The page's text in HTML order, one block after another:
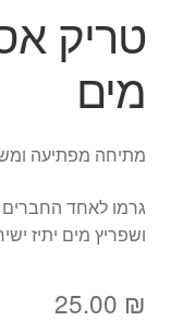
טריק
מים
מתיחה מפתיעה
גרמו לאחד
ושפריץ מים יתיז
25.00 ₪